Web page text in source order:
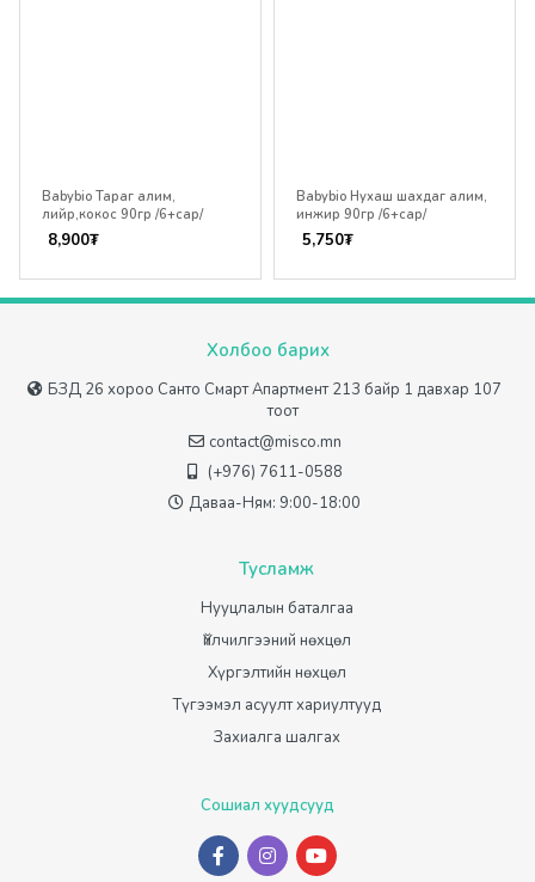
Babybio Тараг алим,
лийр,кокос 90гр /6+сар/
8,900₮
Babybio Нухаш шахдаг алим,
инжир 90гр /6+сар/
5,750₮
Холбоо барих
БЗД 26 хороо Санто Смарт Апартмент 213 байр 1 давхар 107
тоот
contact@misco.mn
(+976) 7611-0588
Даваа-Ням: 9:00-18:00
Тусламж
Нууцлалын баталгаа
Үйлчилгээний нөхцөл
Хүргэлтийн нөхцөл
Түгээмэл асуулт хариултууд
Захиалга шалгах
Сошиал хуудсууд